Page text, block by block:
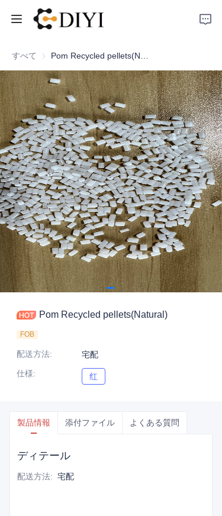
すべて
Pom Recycled pellets(Natural)
FOB
配送方法:
宅配
仕様: 红
製品情報 添付ファイル よくある質問
ディテール
配送方法: 宅配
ホーム
私たちについて
製品
連絡先
材料ショーケース
モールドケース
新たに発見された